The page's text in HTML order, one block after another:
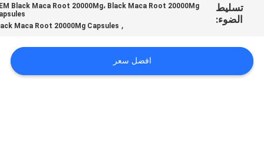
طلب
خريطة
تسليط
الضوء:
OEM Black Maca Root 20000Mg، Black Maca Root 20000Mg
Capsules
Black Maca Root 20000Mg Capsules
افضل سعر